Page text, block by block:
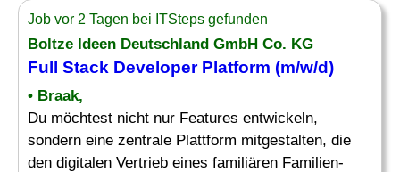
Job vor 2 Tagen bei ITSteps gefunden
Boltze Ideen Deutschland GmbH Co. KG
Full Stack DeveloperPlatform (m/w/d)
• Braak,
Du möchtest nicht nur Features entwickeln,
sondern eine zentrale Plattform mitgestalten, die
den digitalen Vertrieb eines familiären Familien-